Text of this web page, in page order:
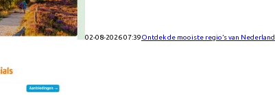
02-08-2026 07:39Ontdek de mooiste regio’s van Nederland